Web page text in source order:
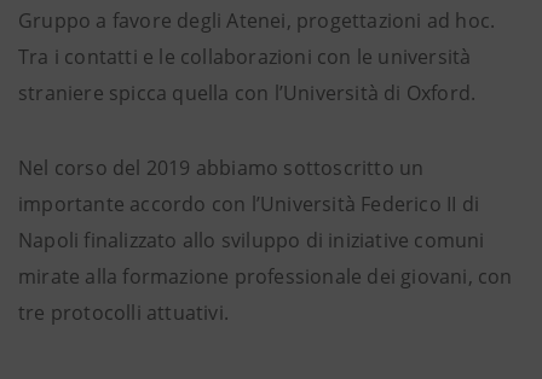
Gruppo a favore degli Atenei, progettazioni ad hoc.
Tra i contatti e le collaborazioni con le università
straniere spicca quella con l’Università di Oxford.
Nel corso del 2019 abbiamo sottoscritto un
importante accordo con l’Università Federico II di
Napoli finalizzato allo sviluppo di iniziative comuni
mirate alla formazione professionale dei giovani, con
tre protocolli attuativi.